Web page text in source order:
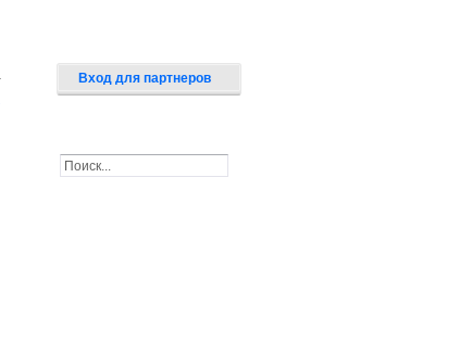
Вход для партнеров